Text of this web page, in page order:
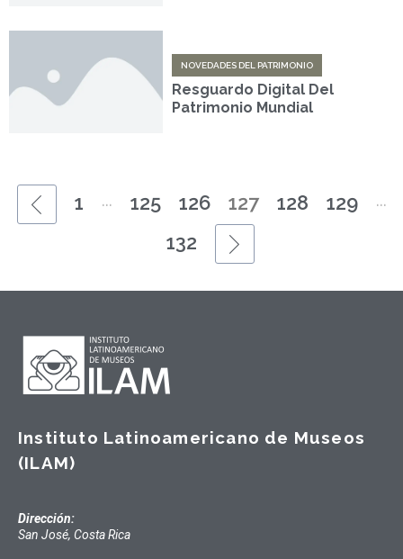
NOVEDADES DEL PATRIMONIO
Resguardo Digital Del
Patrimonio Mundial
1 ... 125 126 127 128 129
...
132
Instituto Latinoamericano de Museos
(ILAM)
Dirección:
San José, Costa Rica